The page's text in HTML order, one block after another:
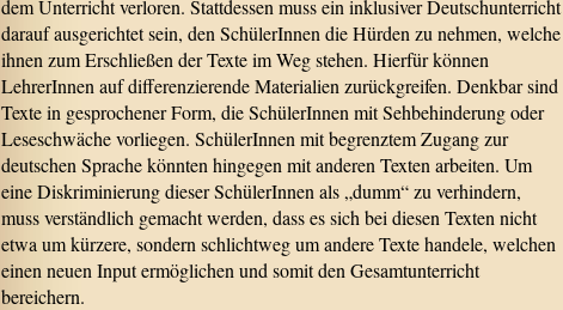
dem Unterricht verloren. Stattdessen muss ein inklusiver Deutschunterricht
darauf ausgerichtet sein, den SchülerInnen die Hürden zu nehmen, welche
ihnen zum Erschließen der Texte im Weg stehen. Hierfür können
LehrerInnen auf differenzierende Materialien zurückgreifen. Denkbar sind
Texte in gesprochener Form, die SchülerInnen mit Sehbehinderung oder
Leseschwäche vorliegen. SchülerInnen mit begrenztem Zugang zur
deutschen Sprache könnten hingegen mit anderen Texten arbeiten. Um
eine Diskriminierung dieser SchülerInnen als „dumm“ zu verhindern,
muss verständlich gemacht werden, dass es sich bei diesen Texten nicht
etwa um kürzere, sondern schlichtweg um andere Texte handele, welchen
einen neuen Input ermöglichen und somit den Gesamtunterricht
bereichern.